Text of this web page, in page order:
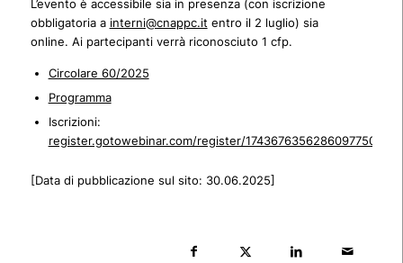
L’evento è accessibile sia in presenza (con iscrizione
obbligatoria a interni@cnappc.it entro il 2 luglio) sia
online. Ai partecipanti verrà riconosciuto 1 cfp.
Circolare 60/2025
Programma
Iscrizioni:
register.gotowebinar.com/register/1743676356286097750
[Data di pubblicazione sul sito: 30.06.2025]